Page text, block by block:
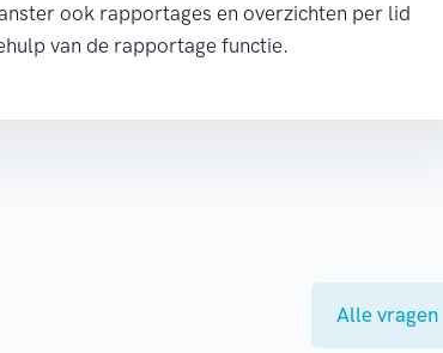
ook rapportages en overzichten per lid
van de rapportage functie.
Alle vragen